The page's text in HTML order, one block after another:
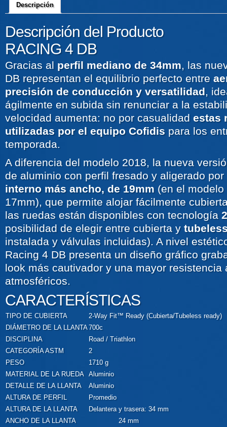
Descripción
Descripción del Producto
RACING 4 DB
Gracias al perfil mediano de 34mm, las
DB representan el equilibrio perfecto entre
precisión de conducción y versatilidad,
ágilmente en subida sin renunciar a la
velocidad aumenta: no por casualidad estas
utilizadas por el equipo Cofidis para los
temporada.
A diferencia del modelo 2018, la nueva
de aluminio con perfil fresado y aligerado por
interno más ancho, de 19mm (en el
17mm), que permite alojar fácilmente
las ruedas están disponibles con tecnología
posibilidad de elegir entre cubierta y
instalada y válvulas incluidas). A nivel
Racing 4 DB presenta un diseño gráfico
look más cautivador y una mayor resistencia
atmosféricos.
CARACTERÍSTICAS
TIPO DE CUBIERTA
2-Way Fit™ Ready (Cubierta/Tubeless ready)
DIÁMETRO DE LA LLANTA700c
DISCIPLINA
Road / Triathlon
CATEGORÍA ASTM
2
PESO
1710 g
MATERIAL DE LA RUEDA Aluminio
DETALLE DE LA LLANTA
Aluminio
ALTURA DE PERFIL
Promedio
ALTURA DE LA LLANTA
Delantera y trasera: 34 mm
ANCHO DE LA LLANTA
24 mm